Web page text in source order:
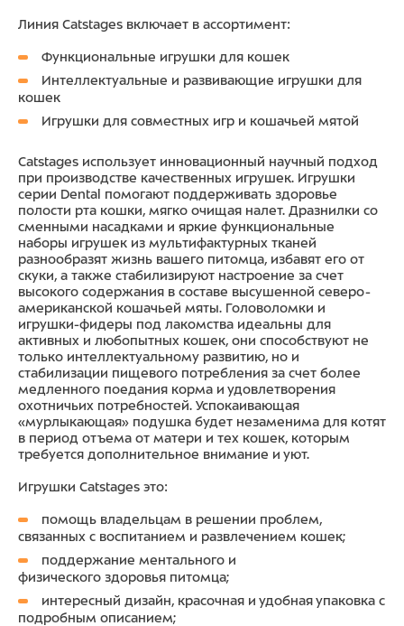
Линия Catstages включает в ассортимент:
Функциональные игрушки для кошек
Интеллектуальные и развивающие игрушки для
кошек
Игрушки для совместных игр и кошачьей мятой
Catstages использует инновационный научный подход
при производстве качественных игрушек. Игрушки
серии Dental помогают поддерживать здоровье
полости рта кошки, мягко очищая налет. Дразнилки со
сменными насадками и яркие функциональные
наборы игрушек из мультифактурных тканей
разнообразят жизнь вашего питомца, избавят его от
скуки, а также стабилизируют настроение за счет
высокого содержания в составе высушенной северо-
американской кошачьей мяты. Головоломки и
игрушки-фидеры под лакомства идеальны для
активных и любопытных кошек, они способствуют не
только интеллектуальному развитию, но и
стабилизации пищевого потребления за счет более
медленного поедания корма и удовлетворения
охотничьих потребностей. Успокаивающая
«мурлыкающая» подушка будет незаменима для котят
в период отъема от матери и тех кошек, которым
требуется дополнительное внимание и уют.
Игрушки Catstages это:
помощь владельцам в решении проблем,
связанных с воспитанием и развлечением кошек;
поддержание ментального и
физического здоровья питомца;
интересный дизайн, красочная и удобная упаковка с
подробным описанием;